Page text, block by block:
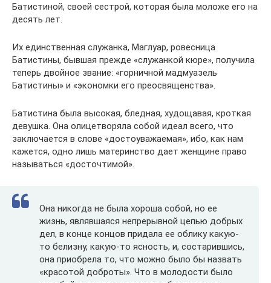
Батистиной, своей сестрой, которая была моложе его на
десять лет.
Их единственная служанка, Маглуар, ровесница
Батистины, бывшая прежде «служанкой кюре», получила
теперь двойное звание: «горничной мадмуазель
Батистины» и «экономки его преосвященства».
Батистина была высокая, бледная, худощавая, кроткая
девушка. Она олицетворяла собой идеал всего, что
заключается в слове «достоуважаемая», ибо, как нам
кажется, одно лишь материнство дает женщине право
называться «досточтимой».
Она никогда не была хороша собой, но ее
жизнь, являвшаяся непрерывной цепью добрых
дел, в конце концов придала ее облику какую-
то белизну, какую-то ясность, и, состарившись,
она приобрела то, что можно было бы назвать
«красотой доброты». Что в молодости было